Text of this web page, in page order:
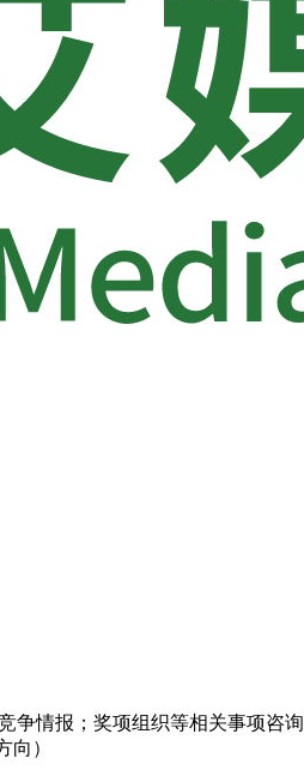
争情报；奖项组织等相关事项咨询
）